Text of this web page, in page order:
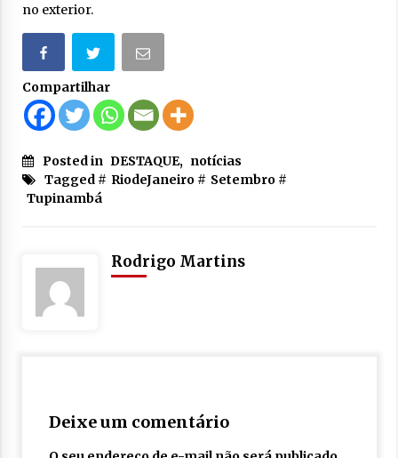
no exterior.
Compartilhar
Posted in DESTAQUE, notícias
Tagged # RiodeJaneiro# Setembro#
Tupinambá
Rodrigo Martins
Deixe um comentário